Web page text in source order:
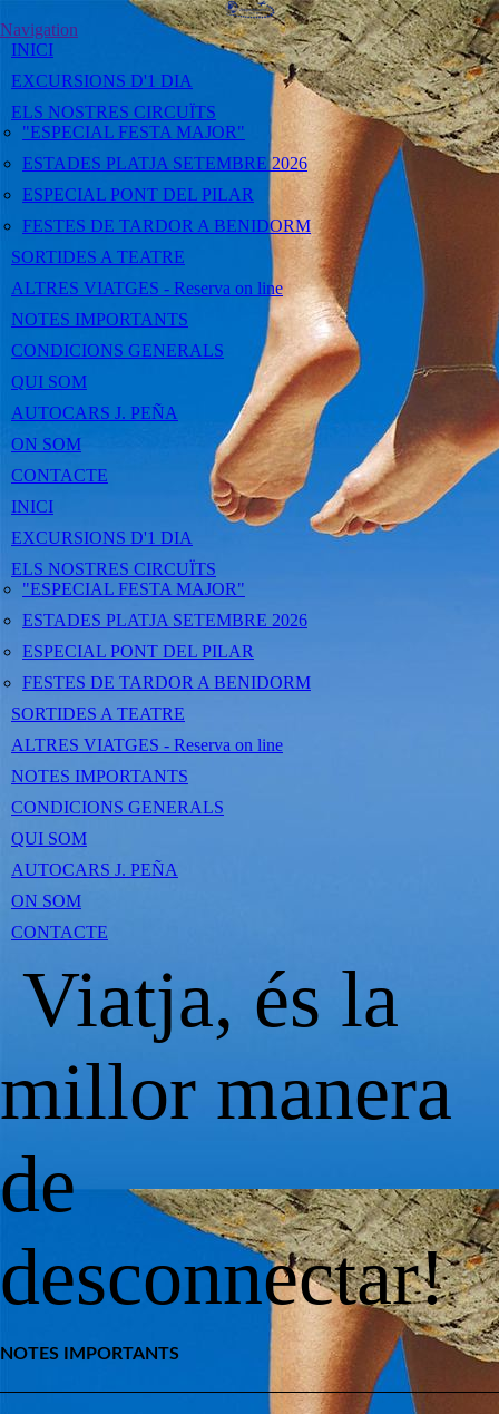
Navigation
INICI
EXCURSIONS D'1 DIA
ELS NOSTRES CIRCUÏTS
"ESPECIAL FESTA MAJOR"
ESTADES PLATJA SETEMBRE 2026
ESPECIAL PONT DEL PILAR
FESTES DE TARDOR A BENIDORM
SORTIDES A TEATRE
ALTRES VIATGES - Reserva on line
NOTES IMPORTANTS
CONDICIONS GENERALS
QUI SOM
AUTOCARS J. PEÑA
ON SOM
CONTACTE
INICI
EXCURSIONS D'1 DIA
ELS NOSTRES CIRCUÏTS
"ESPECIAL FESTA MAJOR"
ESTADES PLATJA SETEMBRE 2026
ESPECIAL PONT DEL PILAR
FESTES DE TARDOR A BENIDORM
SORTIDES A TEATRE
ALTRES VIATGES - Reserva on line
NOTES IMPORTANTS
CONDICIONS GENERALS
QUI SOM
AUTOCARS J. PEÑA
ON SOM
CONTACTE
Viatja, és la
millor manera
de
desconnectar!
NOTES IMPORTANTS